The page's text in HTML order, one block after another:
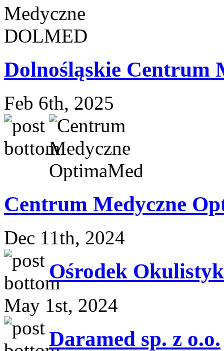
Dolnośląskie Centrum
Feb 6th, 2025
Centrum Medyczne
Dec 11th, 2024
Ośrodek
May 1st, 2024
Daramed sp. z o.o.